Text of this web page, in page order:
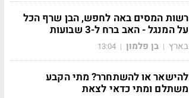
רשות המסים באה לחפש, הבן שרף הכל
על המנגל - האב ברח ל-3 שבועות
בארץ | בן פלמון |
13:04
להישאר או להשתחרר? מתי הקבע
משתלם ומתי כדאי לצאת